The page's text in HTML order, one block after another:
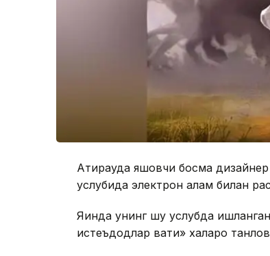
Атирауда яшовчи босма
услубида электрон қалам билан
Яқинда унинг шу услубда
истеъдодлар вақти» халқаро